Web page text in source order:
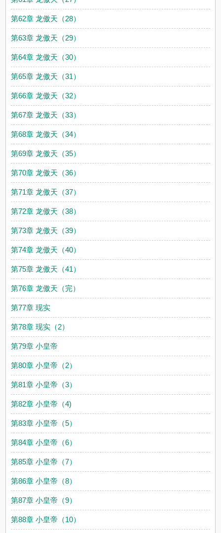
第62章 龙傲天（28）
第63章 龙傲天（29）
第64章 龙傲天（30）
第65章 龙傲天（31）
第66章 龙傲天（32）
第67章 龙傲天（33）
第68章 龙傲天（34）
第69章 龙傲天（35）
第70章 龙傲天（36）
第71章 龙傲天（37）
第72章 龙傲天（38）
第73章 龙傲天（39）
第74章 龙傲天（40）
第75章 龙傲天（41）
第76章 龙傲天（完）
第77章 现实
第78章 现实（2）
第79章 小皇帝
第80章 小皇帝（2）
第81章 小皇帝（3）
第82章 小皇帝（4)
第83章 小皇帝（5）
第84章 小皇帝（6）
第85章 小皇帝（7）
第86章 小皇帝（8）
第87章 小皇帝（9）
第88章 小皇帝（10）